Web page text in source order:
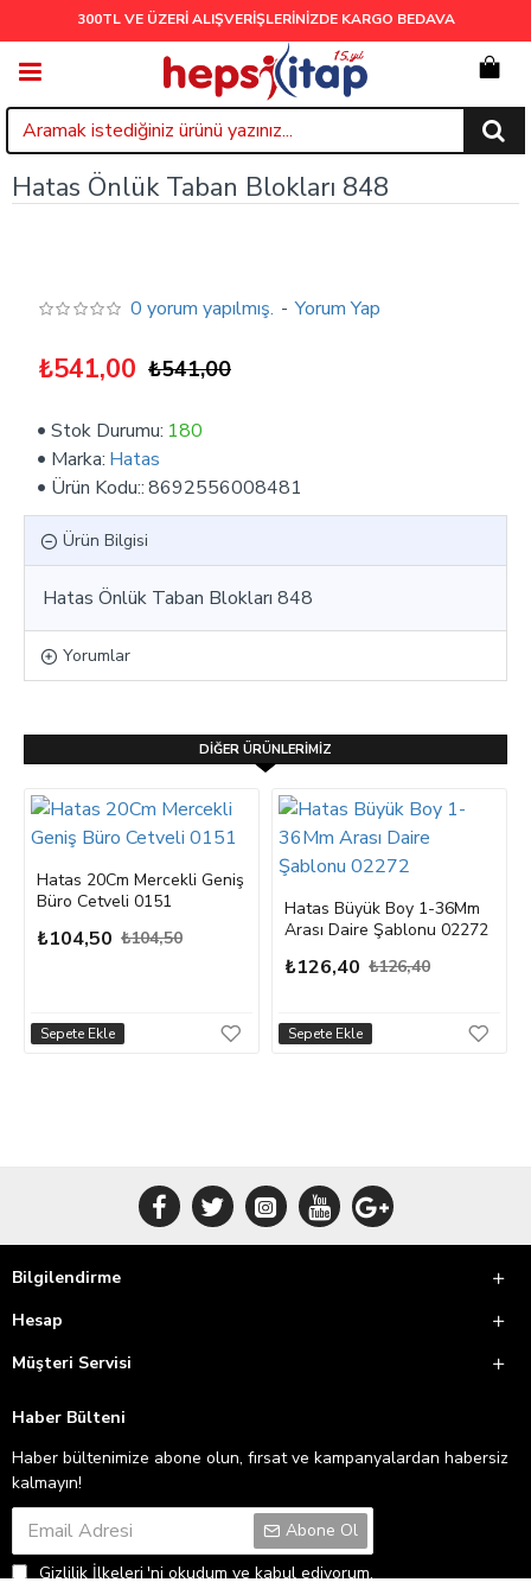
300TL VE ÜZERİ ALIŞVERİŞLERİNİZDE KARGO BEDAVA
Hatas Önlük Taban Blokları 848
Stok Durumu: 180
Marka: Hatas
Ürün Kodu::8692556008481
0 yorum yapılmış. - Yorum Yap
₺541,00 ₺541,00
Ürün Bilgisi
Hatas Önlük Taban Blokları 848
Yorumlar
DIĞER ÜRÜNLERIMIZ
Hatas 20Cm Mercekli Geniş
Büro Cetveli 0151
₺104,50 ₺104,50
Sepete Ekle
Hatas Büyük Boy 1-36Mm
Arası Daire Şablonu 02272
₺126,40 ₺126,40
Sepete Ekle
Bilgilendirme
Hesap
Müşteri Servisi
Haber Bülteni
Haber bültenimize abone olun, fırsat ve kampanyalardan habersiz
kalmayın!
Abone Ol
Gizlilik İlkeleri'ni okudum ve kabul ediyorum.